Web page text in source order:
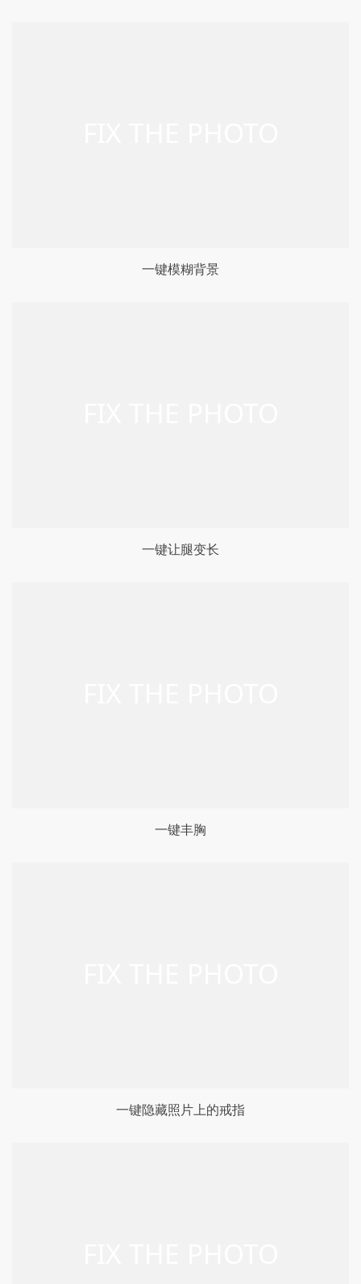
一键模糊背景
一键让腿变长
一键丰胸
一键隐藏照片上的戒指